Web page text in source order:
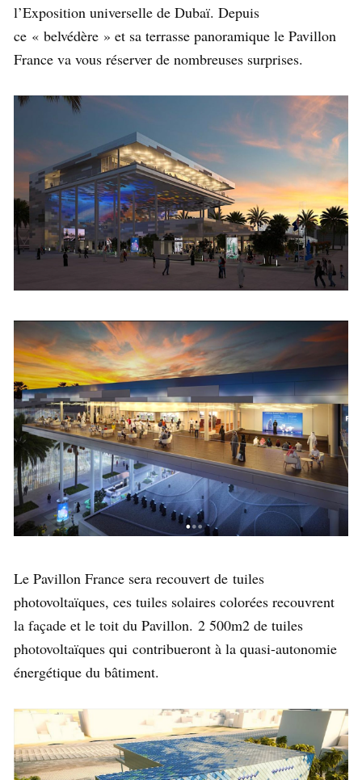
l’Exposition universelle de Dubaï. Depuis
ce « belvédère » et sa terrasse panoramique le Pavillon
France va vous réserver de nombreuses surprises.
Le Pavillon France sera recouvert de tuiles
photovoltaïques, ces tuiles solaires colorées recouvrent
la façade et le toit du Pavillon. 2 500m2 de tuiles
photovoltaïques qui contribueront à la quasi-autonomie
énergétique du bâtiment.